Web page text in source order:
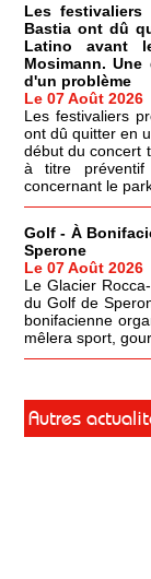
Les
Bastia ont dû
Latino avant
Mosimann.
d'un problème
Le 07 Août 2026
Les festivaliers
ont dû quitter en
début du concert
à titre préventif
concernant le
Golf - À
Sperone
Le 07 Août 2026
Le Glacier
du Golf de
bonifacienne
mêlera sport,
Autres